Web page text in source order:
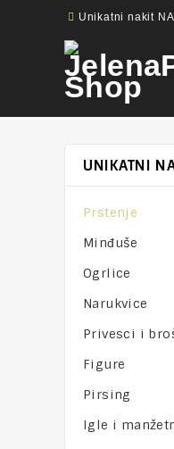
Unikatni nakit
UNIKATNI
Prstenje
Minđuše
Ogrlice
Narukvice
Privesci i
Figure
Pirsing
Igle i